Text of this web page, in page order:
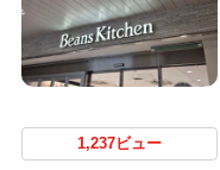
1,237ビュー